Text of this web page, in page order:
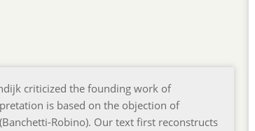
criticized the founding work of
is based on the objection of
Robino). Our text first reconstructs